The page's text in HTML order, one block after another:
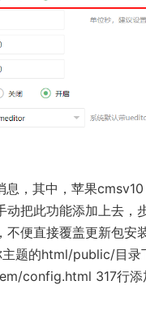
，其中，苹果
动把此功能添加上去
不便直接覆盖更新包
题的html/public/目
config.html 317行添